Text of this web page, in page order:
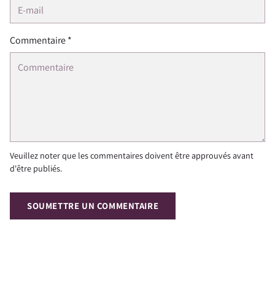
Commentaire *
Veuillez noter que les commentaires doivent être approuvés avant
d'être publiés.
SOUMETTRE UN COMMENTAIRE